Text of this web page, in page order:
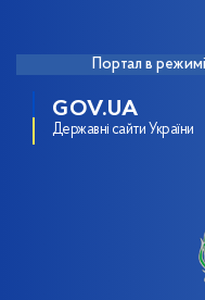
Портал в
GOV.UA
Державні сайти України